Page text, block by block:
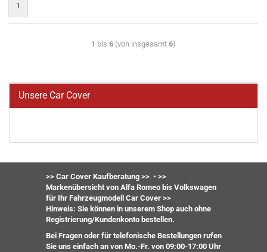
1
1 bis 6 (von insgesamt 6)
Unsere Car Cover
>> Car Cover Kaufberatung >> • >>
Markenübersicht von Alfa Romeo bis Volkswagen
für Ihr Fahrzeugmodell Car Cover >>
Hinweis: Sie können in unserem Shop auch ohne
Registrierung/Kundenkonto bestellen.
Bei Fragen oder für telefonische Bestellungen rufen
Sie uns einfach an von Mo.-Fr. von 09:00-17:00 Uhr